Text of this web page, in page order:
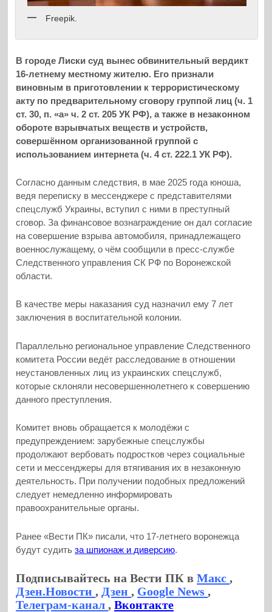
Freepik.
В городе Лиски суд вынес обвинительный вердикт
16-летнему местному жителю. Его признали
виновным в приготовлении к террористическому
акту по предварительному сговору группой лиц (ч. 1
ст. 30, п. «а» ч. 2 ст. 205 УК РФ), а также в незаконном
обороте взрывчатых веществ и устройств,
совершённом организованной группой с
использованием интернета (ч. 4 ст. 222.1 УК РФ).
Согласно данным следствия, в мае 2025 года юноша,
ведя переписку в мессенджере с представителями
спецслужб Украины, вступил с ними в преступный
сговор. За финансовое вознаграждение он дал согласие
на совершение взрыва автомобиля, принадлежащего
военнослужащему, о чём сообщили в пресс-службе
Следственного управления СК РФ по Воронежской
области.
В качестве меры наказания суд назначил ему 7 лет
заключения в воспитательной колонии.
Параллельно региональное управление Следственного
комитета России ведёт расследование в отношении
неустановленных лиц из украинских спецслужб,
которые склоняли несовершеннолетнего к совершению
данного преступления.
Комитет вновь обращается к молодёжи с
предупреждением: зарубежные спецслужбы
продолжают вербовать подростков через социальные
сети и мессенджеры для втягивания их в незаконную
деятельность. При получении подобных предложений
следует немедленно информировать
правоохранительные органы.
Ранее «Вести ПК» писали, что 17-летнего воронежца
будут судитьза шпионаж и диверсию.
Подписывайтесь на Вести ПК вМакс,
Дзен.Новости, Дзен, Google News,
Телеграм-канал,Вконтакте